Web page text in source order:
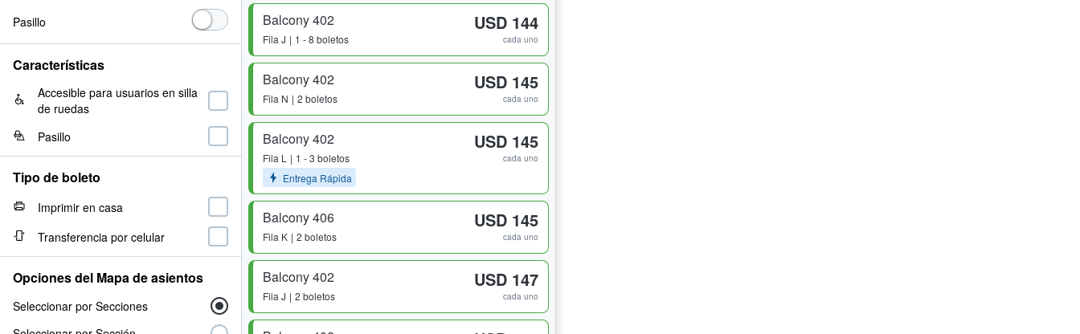
Balcony 402
Fila J 1 - 8 boletos
USD 144
cada uno
Balcony 402
Fila N 2 boletos
USD 145
cada uno
Balcony 402
Fila L
1 - 3 boletos
Entrega Rápida
USD 145
cada uno
Balcony 406
Fila K 2 boletos
USD 145
cada uno
Balcony 402
Fila J 2 boletos
USD 147
cada uno
Pasillo
Características
Accesible para usuarios en silla
de ruedas
Pasillo
Tipo de boleto
Imprimir en casa
Transferencia por celular
Opciones del Mapa de asientos
Seleccionar por Secciones